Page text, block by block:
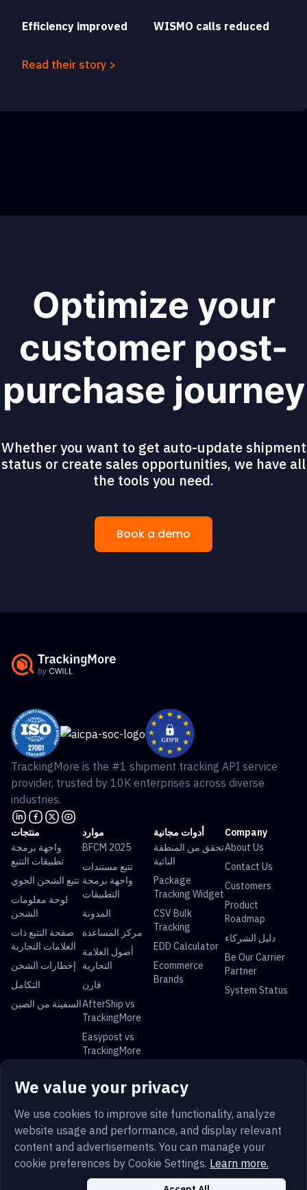
Efficiency improved WISMO calls reduced
Read their story >
Optimize your
customer post-
purchase journey
Whether you want to get auto-update shipment
status or create sales opportunities, we have all
the tools you need.
Book a demo
We value your privacy
We use cookies to improve site functionality, analyze
website usage and performance, and display relevant
content and advertisements. You can manage your
cookie preferences by Cookie Settings. Learn more.
TrackingMore is the #1 shipment tracking API service
provider, trusted by 10K enterprises across diverse
industries.
منتجات
واجهة برمجة
تطبيقات التتبع
تتبع الشحن الجوي
لوحة معلومات
الشحن
صفحة التتبع ذات
العلامات التجارية
إخطارات الشحن
التكامل
السفينة من الصين
موارد
BFCM 2025
تتبع مستندات
واجهة برمجة
التطبيقات
المدونة
مركز المساعدة
أصول العلامة
التجارية
قارن
AfterShip vs
TrackingMore
Easypost vs
TrackingMore
أدوات مجانية
تحقق من المنطقة
النائية
Package
Tracking Widget
CSV Bulk
Tracking
EDD Calculator
Ecommerce
Brands
Company
About Us
Contact Us
Customers
Product
Roadmap
دليل الشركاء
Be Our Carrier
Partner
System Status
Universal Parcel Tracking
USPS Tracking
UPS Tracking FedEx Tracking
Tracking
Tracking
Tracking
Tracking
Sitemap حماية